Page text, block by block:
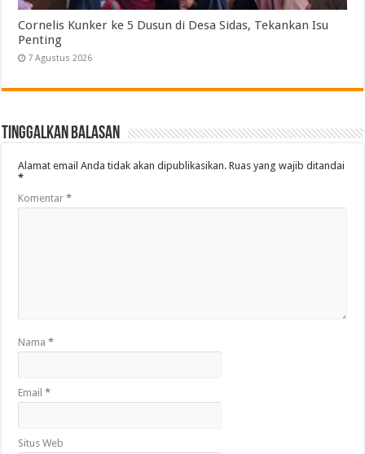
Cornelis Kunker ke 5 Dusun di Desa Sidas, Tekankan Isu
Penting
7 Agustus 2026
Tinggalkan Balasan
Alamat email Anda tidak akan dipublikasikan. Ruas yang wajib ditandai
*
Komentar*
Nama*
Email*
Situs Web